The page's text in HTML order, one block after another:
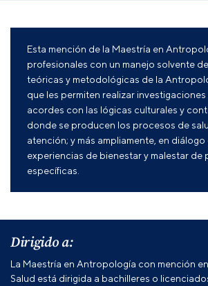
Esta mención de la Maestría en
profesionales con un manejo solvente
teóricas y metodológicas de la
que les permiten realizar
acordes con las lógicas culturales y
donde se producen los procesos de
atención; y más ampliamente, en diálogo
experiencias de bienestar y malestar de
específicas.
Dirigido a:
La Maestría en Antropología con mención
Salud está dirigida a bachilleres o